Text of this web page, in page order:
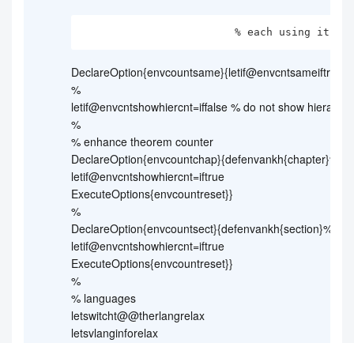
% each
DeclareOption{envcountsame}{letif@envcntsameiftrue}
%
letif@envcntshowhiercnt=iffalse % do not show
%
% enhance theorem counter
DeclareOption{envcountchap}{defenvankh{chapter}%
letif@envcntshowhiercnt=iftrue
ExecuteOptions{envcountreset}}
%
DeclareOption{envcountsect}{defenvankh{section}%
letif@envcntshowhiercnt=iftrue
ExecuteOptions{envcountreset}}
%
% languages
letswitcht@@therlangrelax
letsvlanginforelax